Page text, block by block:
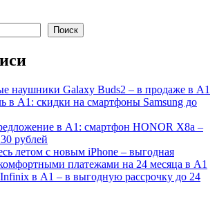
Поиск
наушники Galaxy Buds2 – в продаже в А1
в А1: скидки на смартфоны Samsung до
в А1: смартфон HONOR X8a –
рублей
летом с новым iPhone – выгодная
платежами на 24 месяца в А1
в А1 – в выгодную рассрочку до 24